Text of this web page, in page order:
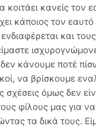
κανείς τον
κάποιος τον εαυτό
και
κάνουμε ποτέ
να βρίσκουμε
όμως δεν
φίλους μας για
τα δικά τους.